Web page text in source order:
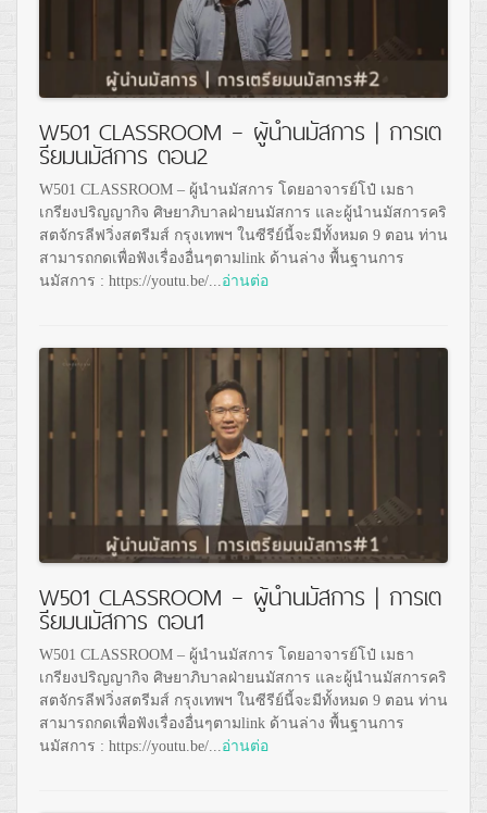
W501 CLASSROOM – ผู้นำนมัสการ | การเต
รียมนมัสการ ตอน2
W501 CLASSROOM – ผู้นำนมัสการ โดยอาจารย์โป๋ เมธา
เกรียงปริญญากิจ ศิษยาภิบาลฝ่ายนมัสการ และผู้นำนมัสการคริ
สตจักรลีฟวิ่งสตรีมส์ กรุงเทพฯ ในซีรีย์นี้จะมีทั้งหมด 9 ตอน ท่าน
สามารถกดเพื่อฟังเรื่องอื่นๆตามlink ด้านล่าง พื้นฐานการ
นมัสการ : https://youtu.be/...อ่านต่อ
W501 CLASSROOM – ผู้นำนมัสการ | การเต
รียมนมัสการ ตอน1
W501 CLASSROOM – ผู้นำนมัสการ โดยอาจารย์โป๋ เมธา
เกรียงปริญญากิจ ศิษยาภิบาลฝ่ายนมัสการ และผู้นำนมัสการคริ
สตจักรลีฟวิ่งสตรีมส์ กรุงเทพฯ ในซีรีย์นี้จะมีทั้งหมด 9 ตอน ท่าน
สามารถกดเพื่อฟังเรื่องอื่นๆตามlink ด้านล่าง พื้นฐานการ
นมัสการ : https://youtu.be/... อ่านต่อ